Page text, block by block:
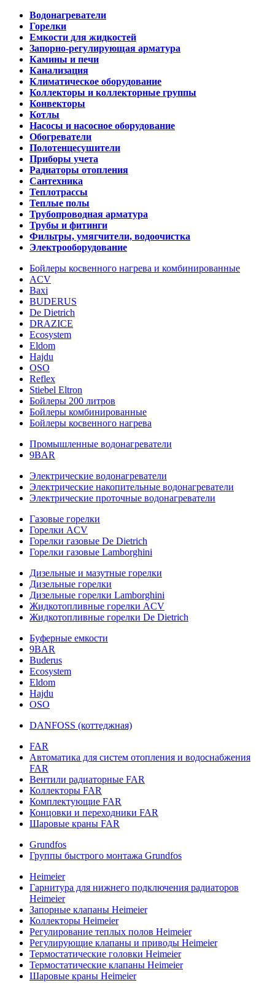
Водонагреватели
Горелки
Емкости для жидкостей
Запорно-регулирующая арматура
Камины и печи
Канализация
Климатическое оборудование
Коллекторы и коллекторные группы
Конвекторы
Котлы
Насосы и насосное оборудование
Обогреватели
Полотенцесушители
Приборы учета
Радиаторы отопления
Сантехника
Теплотрассы
Теплые полы
Трубопроводная арматура
Трубы и фитинги
Фильтры, умягчители, водоочистка
Электрооборудование
Бойлеры косвенного нагрева и комбинированные
ACV
Baxi
BUDERUS
De Dietrich
DRAZICE
Ecosystem
Eldom
Hajdu
OSO
Reflex
Stiebel Eltron
Бойлеры 200 литров
Бойлеры комбинированные
Бойлеры косвенного нагрева
Промышленные водонагреватели
9BAR
Электрические водонагреватели
Электрические накопительные водонагреватели
Электрические проточные водонагреватели
Газовые горелки
Горелки ACV
Горелки газовые De Dietrich
Горелки газовые Lamborghini
Дизельные и мазутные горелки
Дизельные горелки
Дизельные горелки Lamborghini
Жидкотопливные горелки ACV
Жидкотопливные горелки De Dietrich
Буферные емкости
9BAR
Buderus
Ecosystem
Eldom
Hajdu
OSO
DANFOSS (коттеджная)
FAR
Автоматика для систем отопления и водоснабжения
FAR
Вентили радиаторные FAR
Коллекторы FAR
Комплектующие FAR
Концовки и переходники FAR
Шаровые краны FAR
Grundfos
Группы быстрого монтажа Grundfos
Heimeier
Гарнитура для нижнего подключения радиаторов
Heimeier
Запорные клапаны Heimeier
Коллекторы Heimeier
Регулирование теплых полов Heimeier
Регулирующие клапаны и приводы Heimeier
Термостатические головки Heimeier
Термостатические клапаны Heimeier
Шаровые краны Heimeier